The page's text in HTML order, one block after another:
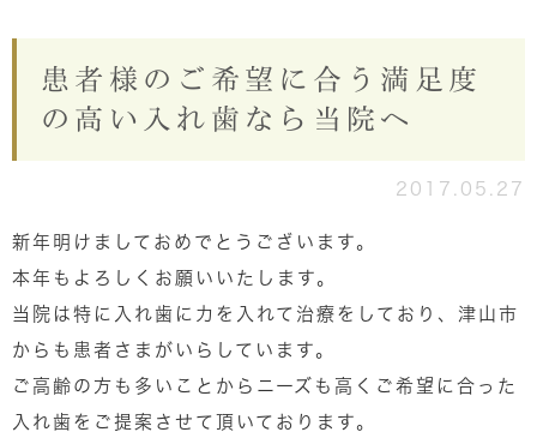
患者様のご希望に合う満足度
の高い入れ歯なら当院へ
2017.05.27
新年明けましておめでとうございます。
本年もよろしくお願いいたします。
当院は特に入れ歯に力を入れて治療をしており、津山市
からも患者さまがいらしています。
ご高齢の方も多いことからニーズも高くご希望に合った
入れ歯をご提案させて頂いております。